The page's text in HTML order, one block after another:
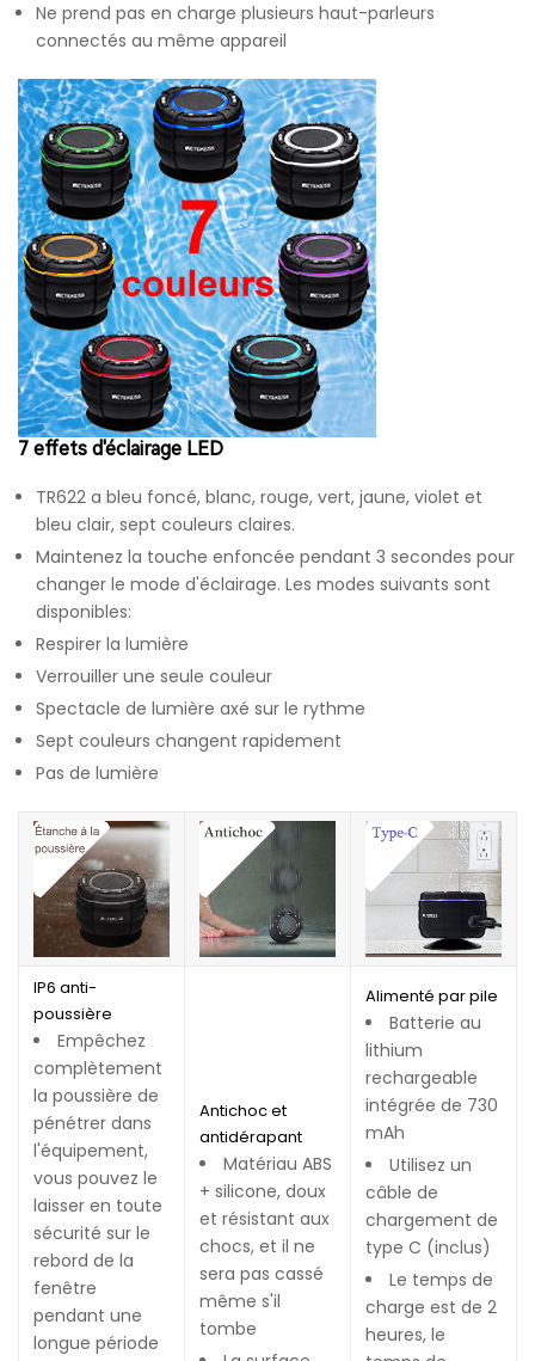
Ne prend pas en charge plusieurs haut-parleurs
connectés au même appareil
7 effets d'éclairage LED
TR622 a bleu foncé, blanc, rouge, vert, jaune, violet et
bleu clair, sept couleurs claires.
Maintenez la touche enfoncée pendant 3 secondes pour
changer le mode d'éclairage. Les modes suivants sont
disponibles:
Respirer la lumière
Verrouiller une seule couleur
Spectacle de lumière axé sur le rythme
Sept couleurs changent rapidement
Pas de lumière
IP6 anti-
poussière
Empêchez
complètement
la poussière de
pénétrer dans
l'équipement,
vous pouvez le
laisser en toute
sécurité sur le
rebord de la
fenêtre
pendant une
longue période
Antichoc et
antidérapant
Matériau ABS
+ silicone, doux
et résistant aux
chocs, et il ne
sera pas cassé
même s'il
tombe
Alimenté par pile
Batterie au
lithium
rechargeable
intégrée de 730
mAh
Utilisez un
câble de
chargement de
type C (inclus)
Le temps de
charge est de 2
heures, le